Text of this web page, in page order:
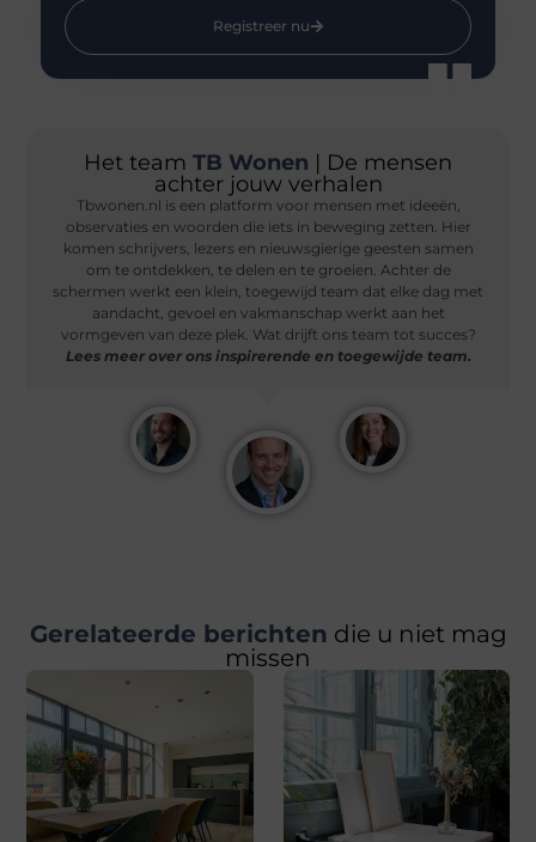
Registreer nu
Het team TB Wonen | De mensen
achter jouw verhalen
Tbwonen.nl is een platform voor mensen met ideeën,
observaties en woorden die iets in beweging zetten. Hier
komen schrijvers, lezers en nieuwsgierige geesten samen
om te ontdekken, te delen en te groeien. Achter de
schermen werkt een klein, toegewijd team dat elke dag met
aandacht, gevoel en vakmanschap werkt aan het
vormgeven van deze plek. Wat drijft ons team tot succes?
Lees meer over ons inspirerende en toegewijde team.
Gerelateerde berichten die u niet mag
missen